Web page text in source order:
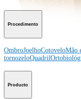
Procedimento
OmbroJoelhoCotoveloMão
tornozeloQuadril
Producto